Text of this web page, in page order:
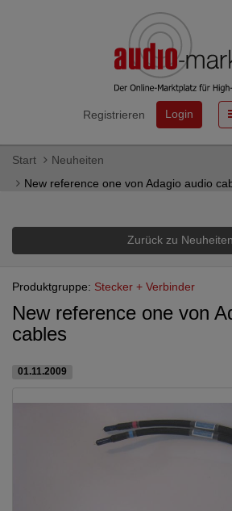
Registrieren Login
Start
Neuheiten
New reference one von Adagio audio
Zurück zu Neuheiten
Produktgruppe: Stecker + Verbinder
New reference one von
cables
01.11.2009